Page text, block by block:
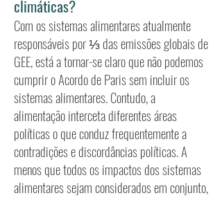
climáticas?
Com os sistemas alimentares atualmente
responsáveis por ⅓ das emissões globais de
GEE, está a tornar-se claro que não podemos
cumprir o Acordo de Paris sem incluir os
sistemas alimentares. Contudo, a
alimentação interceta diferentes áreas
políticas o que conduz frequentemente a
contradições e discordâncias políticas. A
menos que todos os impactos dos sistemas
alimentares sejam considerados em conjunto,